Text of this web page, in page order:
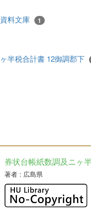
料文庫 1
半税合計書 12御調郡下
券状台帳紙数調及ニヶ
著者 : 広島県